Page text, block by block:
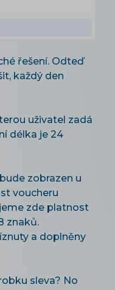
řešení. Odteď
každý den
uživatel zadá
délka je 24
zobrazen u
voucheru
zde platnost
znaků.
a doplněny
sleva? No